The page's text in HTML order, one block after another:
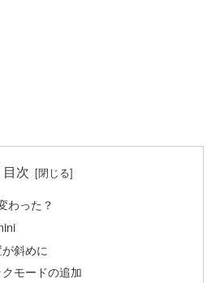
目次
わった？
斜めに
モードの追加